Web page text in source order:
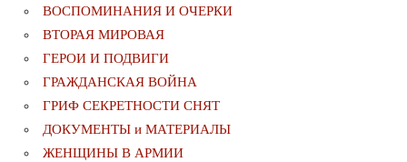
ВОСПОМИНАНИЯ И ОЧЕРКИ
ВТОРАЯ МИРОВАЯ
ГЕРОИ И ПОДВИГИ
ГРАЖДАНСКАЯ ВОЙНА
ГРИФ СЕКРЕТНОСТИ СНЯТ
ДОКУМЕНТЫ и МАТЕРИАЛЫ
ЖЕНЩИНЫ В АРМИИ